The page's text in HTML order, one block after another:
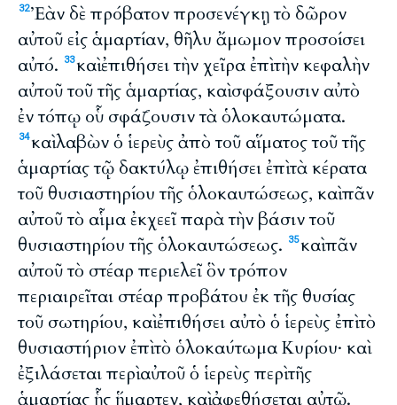
32Ἐὰν δὲ πρόβατον προσενέγκῃ τὸ δῶρον
αὐτοῦ εἰς ἁμαρτίαν, θῆλυ ἄμωμον προσοίσει
αὐτό.
33καὶ ἐπιθήσει τὴν χεῖρα ἐπὶ τὴν κεφαλὴν
αὐτοῦ τοῦ τῆς ἁμαρτίας, καὶ σφάξουσιν αὐτὸ
ἐν τόπῳ οὗ σφάζουσιν τὰ ὁλοκαυτώματα.
34καὶ λαβὼν ὁ ἱερεὺς ἀπὸ τοῦ αἵματος τοῦ τῆς
ἁμαρτίας τῷ δακτύλῳ ἐπιθήσει ἐπὶ τὰ κέρατα
τοῦ θυσιαστηρίου τῆς ὁλοκαυτώσεως, καὶ πᾶν
αὐτοῦ τὸ αἷμα ἐκχεεῖ παρὰ τὴν βάσιν τοῦ
θυσιαστηρίου τῆς ὁλοκαυτώσεως.
35καὶ πᾶν
αὐτοῦ τὸ στέαρ περιελεῖ ὃν τρόπον
περιαιρεῖται στέαρ προβάτου ἐκ τῆς θυσίας
τοῦ σωτηρίου, καὶ ἐπιθήσει αὐτὸ ὁ ἱερεὺς ἐπὶ τὸ
θυσιαστήριον ἐπὶ τὸ ὁλοκαύτωμα Κυρίου· καὶ
ἐξιλάσεται περὶ αὐτοῦ ὁ ἱερεὺς περὶ τῆς
ἁμαρτίας ἧς ἥμαρτεν, καὶ ἀφεθήσεται αὐτῷ.